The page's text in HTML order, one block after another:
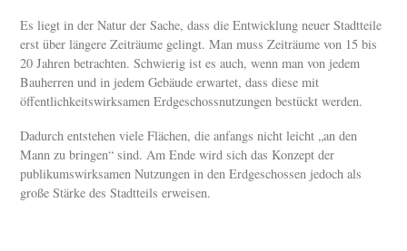
Es liegt in der Natur der Sache, dass die Entwicklung neuer Stadtteile
erst über längere Zeiträume gelingt. Man muss Zeiträume von 15 bis
20 Jahren betrachten. Schwierig ist es auch, wenn man von jedem
Bauherren und in jedem Gebäude erwartet, dass diese mit
öffentlichkeitswirksamen Erdgeschossnutzungen bestückt werden.
Dadurch entstehen viele Flächen, die anfangs nicht leicht „an den
Mann zu bringen“ sind. Am Ende wird sich das Konzept der
publikumswirksamen Nutzungen in den Erdgeschossen jedoch als
große Stärke des Stadtteils erweisen.